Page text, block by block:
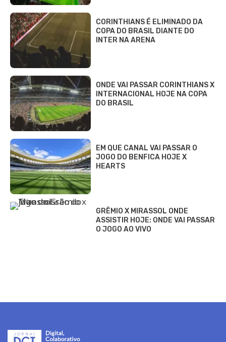
CORINTHIANS É ELIMINADO DA
COPA DO BRASIL DIANTE DO
INTER NA ARENA
ONDE VAI PASSAR CORINTHIANS X
INTERNACIONAL HOJE NA COPA
DO BRASIL
EM QUE CANAL VAI PASSAR O
JOGO DO BENFICA HOJE X
HEARTS
GRÊMIO X MIRASSOL ONDE
ASSISTIR HOJE: ONDE VAI PASSAR
O JOGO AO VIVO